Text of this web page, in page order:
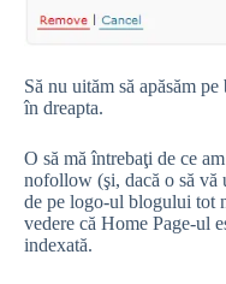
Să nu uităm să apăsăm
în dreapta.
O să mă întrebaţi de ce
nofollow (şi, dacă o să
de pe logo-ul blogului tot
vedere că Home Page-ul
indexată.